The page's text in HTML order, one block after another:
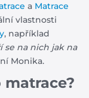
a Matrace
vlastnosti
, například
se na nich jak na
Monika.
matrace?